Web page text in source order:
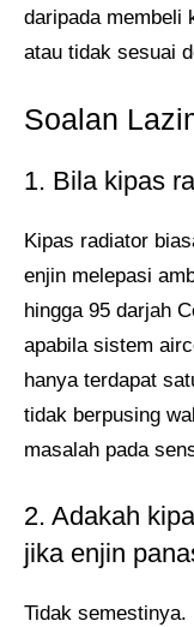
daripada membeli
atau tidak sesuai
Soalan
1. Bila kipas
Kipas radiator
enjin melepasi
hingga 95 darjah
apabila sistem
hanya terdapat
tidak berpusing
masalah pada
2. Adakah
jika enjin
Tidak